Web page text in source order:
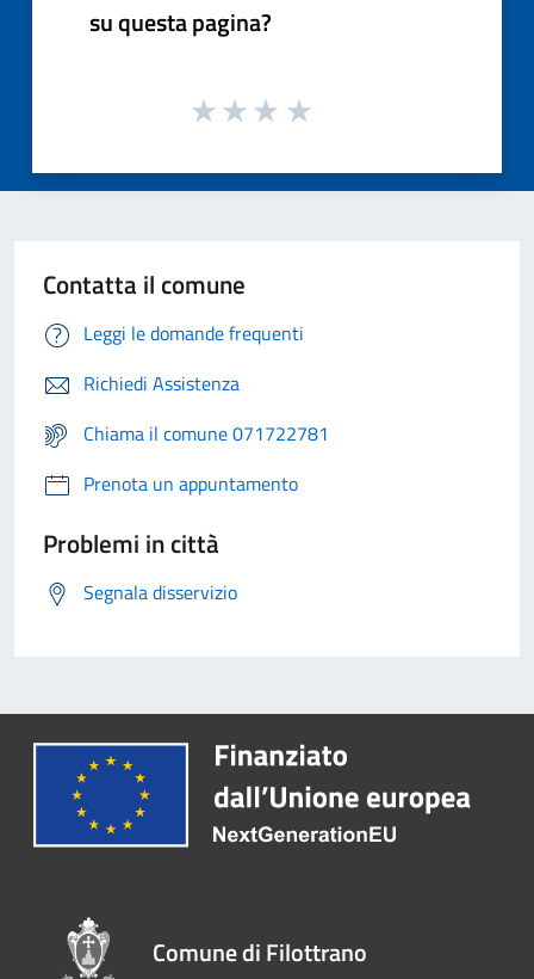
su questa pagina?
Contatta il comune
Leggi le domande frequenti
Richiedi Assistenza
Chiama il comune 071722781
Prenota un appuntamento
Problemi in città
Segnala disservizio
Comune di Filottrano